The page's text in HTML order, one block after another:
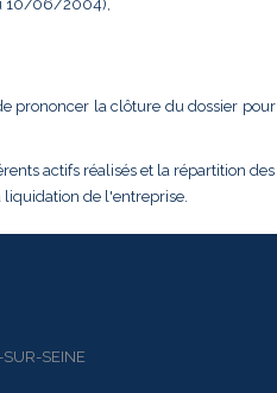
10/06/2004),
prononcer la clôture du dossier pour
actifs réalisés et la répartition des
de l'entreprise.
SEINE